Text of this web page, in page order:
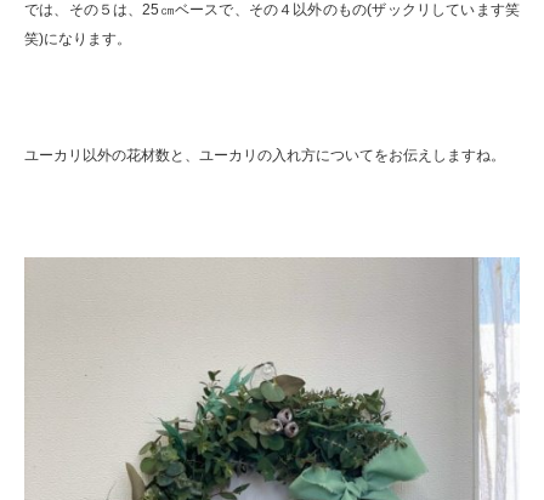
では、その５は、25㎝ベースで、その４以外のもの(ザックリしています笑
笑)になります。
ユーカリ以外の花材数と、ユーカリの入れ方についてをお伝えしますね。